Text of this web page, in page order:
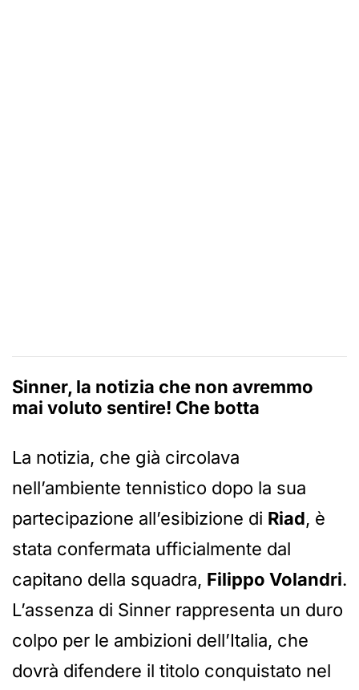
Sinner, la notizia che non avremmo
mai voluto sentire! Che botta
La notizia, che già circolava
nell’ambiente tennistico dopo la sua
partecipazione all’esibizione di Riad, è
stata confermata ufficialmente dal
capitano della squadra, Filippo Volandri.
L’assenza di Sinner rappresenta un duro
colpo per le ambizioni dell’Italia, che
dovrà difendere il titolo conquistato nel